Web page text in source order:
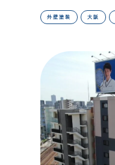
外壁塗装 大阪